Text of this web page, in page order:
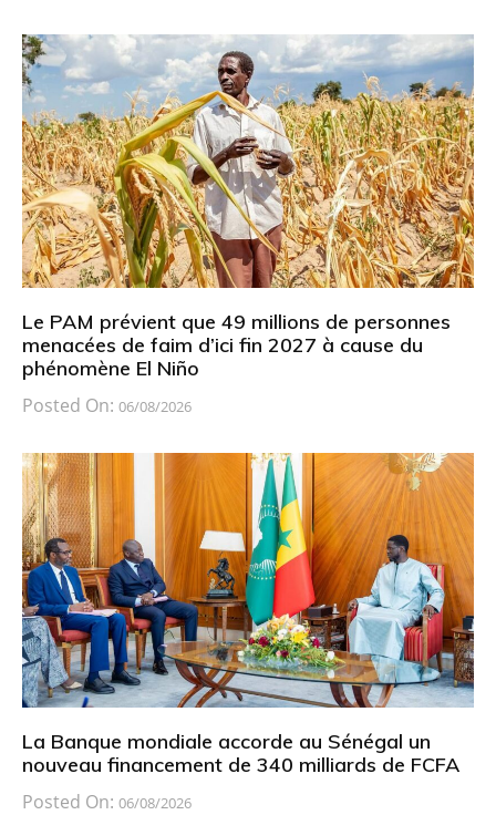
Le PAM prévient que 49 millions de personnes
menacées de faim d’ici fin 2027 à cause du
phénomène El Niño
Posted On: 06/08/2026
La Banque mondiale accorde au Sénégal un
nouveau financement de 340 milliards de FCFA
Posted On: 06/08/2026